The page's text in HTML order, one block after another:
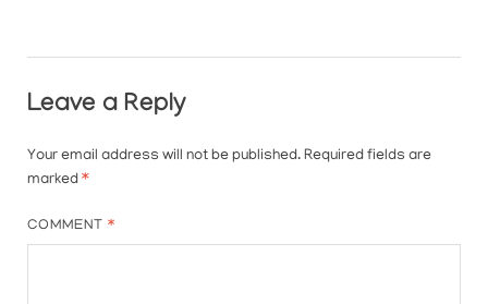
Leave a Reply
Your email address will not be published. Required fields are
marked *
COMMENT*